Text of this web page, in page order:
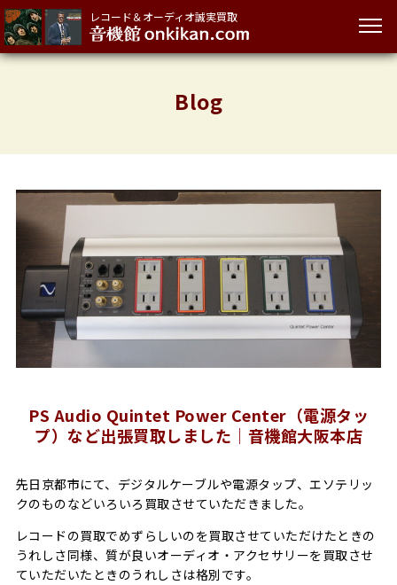
レコード＆オーディオ誠実買取
Blog
PS Audio Quintet Power Center（電源タッ
プ）など出張買取しました｜音機館大阪本店
先日京都市にて、デジタルケーブルや電源タップ、エソテリッ
クのものなどいろいろ買取させていただきました。
レコードの買取でめずらしいのを買取させていただけたときの
うれしさ同様、質が良いオーディオ・アクセサリーを買取させ
ていただいたときのうれしさは格別です。